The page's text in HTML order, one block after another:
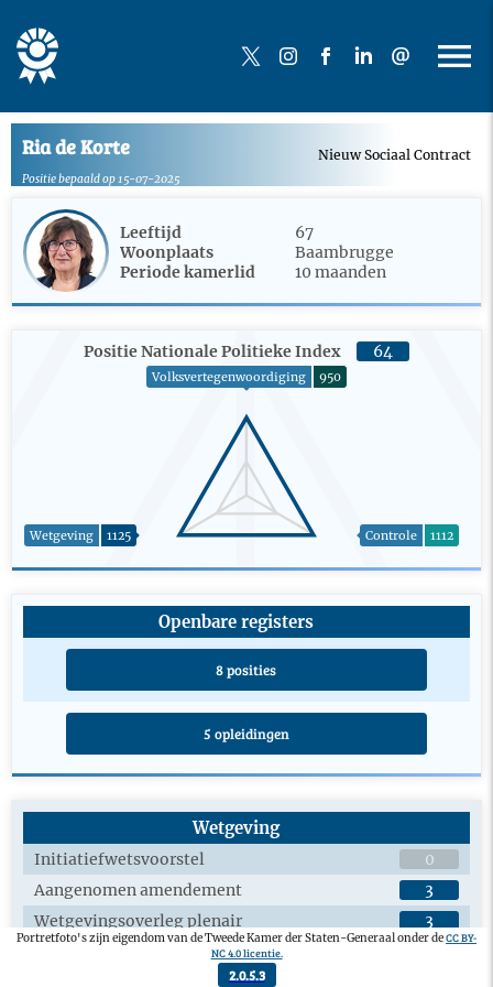
Ria de Korte
Positie bepaald op 15-07-2025
Nieuw Sociaal Contract
Leeftijd
67
Woonplaats
Baambrugge
Periode kamerlid
10 maanden
Positie Nationale Politieke Index 64
Wetgeving 1125
Volksvertegenwoordiging 950
Controle 1112
Openbare registers
8 posities
5 opleidingen
Wetgeving
Initiatiefwetsvoorstel
0
Aangenomen amendement
3
Wetgevingsoverleg plenair
3
Wetgevingsoverleg commissie
Aangenomen wetsvoorstel
Portretfoto's zijn eigendom van de Tweede Kamer der Staten-Generaal onder deCC BY-
NC 4.0 licentie.
2.0.5.3